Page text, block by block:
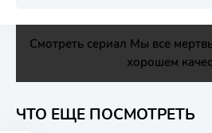
Смотреть сериал Мы все
хорошем
ЧТО ЕЩЕ ПОСМОТРЕТЬ